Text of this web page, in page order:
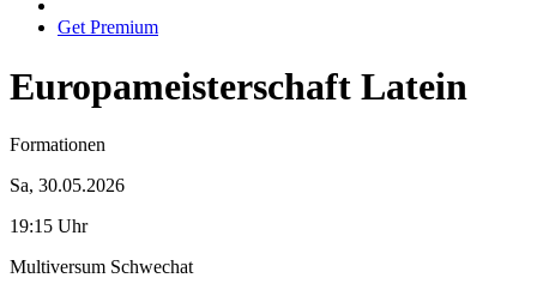
Get Premium
Europameisterschaft Latein
Formationen
Sa, 30.05.2026
19:15 Uhr
Multiversum Schwechat